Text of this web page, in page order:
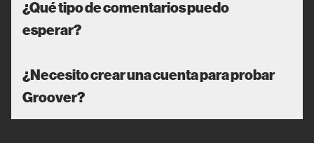
¿Qué tipo de comentarios puedo
esperar?
¿Necesito crear una cuenta para probar
Groover?